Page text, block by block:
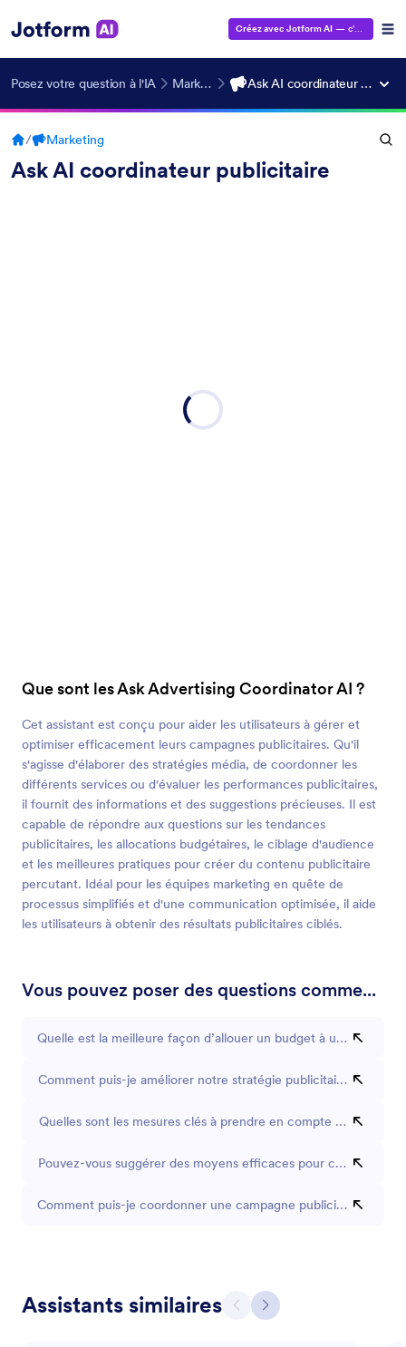
Créez avec Jotform AI — c'est gratuit !
Posez votre question à l'IA Marketing Ask AI coordinateur publicitaire
/ Marketing
Ask AI coordinateur publicitaire
Que sont les Ask Advertising Coordinator AI ?
Cet assistant est conçu pour aider les utilisateurs à gérer et
optimiser efficacement leurs campagnes publicitaires. Qu'il
s'agisse d'élaborer des stratégies média, de coordonner les
différents services ou d'évaluer les performances publicitaires,
il fournit des informations et des suggestions précieuses. Il est
capable de répondre aux questions sur les tendances
publicitaires, les allocations budgétaires, le ciblage d'audience
et les meilleures pratiques pour créer du contenu publicitaire
percutant. Idéal pour les équipes marketing en quête de
processus simplifiés et d'une communication optimisée, il aide
les utilisateurs à obtenir des résultats publicitaires ciblés.
Vous pouvez poser des questions comme...
Quelle est la meilleure façon d’allouer un budget à une
Comment puis-je améliorer notre stratégie publicitaire sur les
Quelles sont les mesures clés à prendre en compte pour
Pouvez-vous suggérer des moyens efficaces pour cibler un
Comment puis-je coordonner une campagne publicitaire sur
Assistants similaires